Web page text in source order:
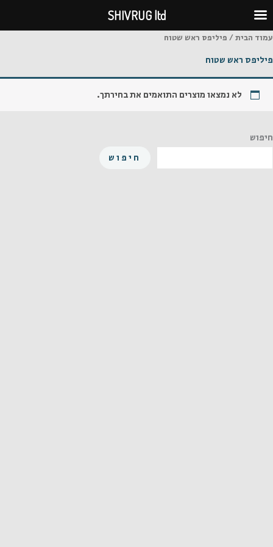
לתוכן
עמוד הבית/ פיליפס ראש שטוח
פיליפס ראש שטוח
לא נמצאו מוצרים התואמים את בחירתך.
חיפוש
חיפוש
SHIVRUG ltd